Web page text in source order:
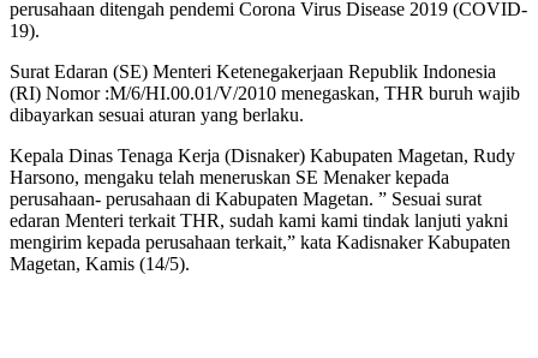
perusahaan ditengah pendemi Corona Virus Disease 2019 (COVID-
19).
Surat Edaran (SE) Menteri Ketenegakerjaan Republik Indonesia
(RI) Nomor :M/6/HI.00.01/V/2010 menegaskan, THR buruh wajib
dibayarkan sesuai aturan yang berlaku.
Kepala Dinas Tenaga Kerja (Disnaker) Kabupaten Magetan, Rudy
Harsono, mengaku telah meneruskan SE Menaker kepada
perusahaan- perusahaan di Kabupaten Magetan. ” Sesuai surat
edaran Menteri terkait THR, sudah kami kami tindak lanjuti yakni
mengirim kepada perusahaan terkait,” kata Kadisnaker Kabupaten
Magetan, Kamis (14/5).